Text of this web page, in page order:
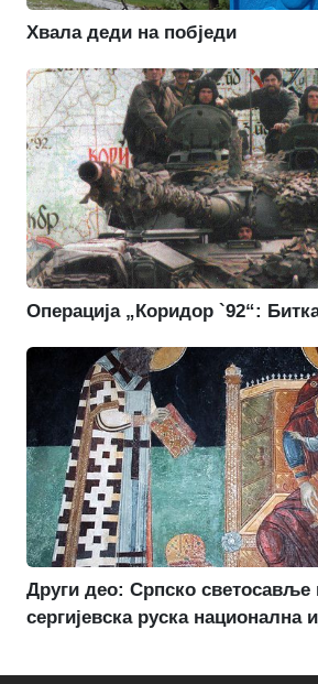
Хвала деди на побједи
Операција „Коридор `92“:
Други део: Српско светосавље
сергијевска руска национална